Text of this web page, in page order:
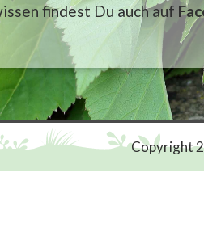
findest Du auch auf
Copyright